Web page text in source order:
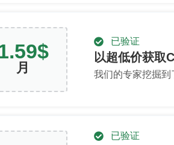
$
月
已验证
以超低价获取
我们的专家挖掘到
已验证